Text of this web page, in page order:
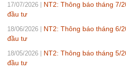
17/07/2026
NT2: Thông báo tháng 7/
đầu tư
18/06/2026
NT2: Thông báo tháng 6/
đầu tư
18/05/2026
NT2: Thông báo tháng 5/
đầu tư